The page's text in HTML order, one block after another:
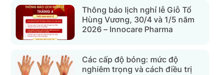
Thông báo lịch nghỉ lễ Giỗ Tổ
Hùng Vương, 30/4 và 1/5 năm
2026 – Innocare Pharma
Các cấp độ bỏng: mức độ
nghiêm trọng và cách điều trị